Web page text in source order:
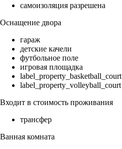
самоизоляция разрешена
Оснащение двора
гараж
детские качели
футбольное поле
игровая площадка
label_property_basketball_court
label_property_volleyball_court
Входит в стоимость проживания
трансфер
Ванная комната